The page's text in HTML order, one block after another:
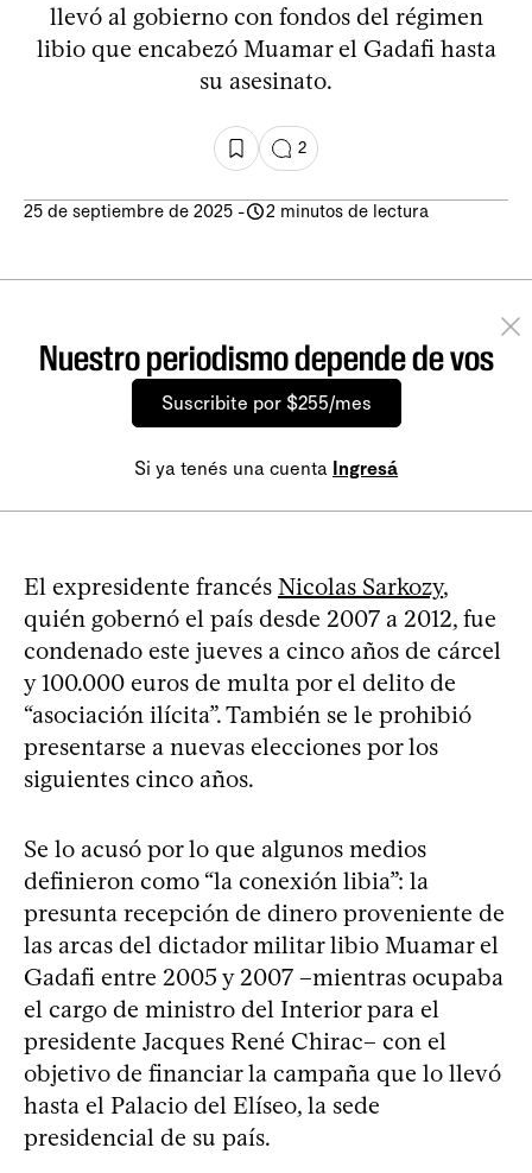
llevó al gobierno con fondos del régimen
libio que encabezó Muamar el Gadafi hasta
su asesinato.
2
25 de septiembre de 2025 - 2 minutos de lectura
Nuestro periodismo depende de vos
Suscribite por $255/mes
Si ya tenés una cuenta Ingresá
El expresidente francés Nicolas Sarkozy,
quién gobernó el país desde 2007 a 2012, fue
condenado este jueves a cinco años de cárcel
y 100.000 euros de multa por el delito de
“asociación ilícita”. También se le prohibió
presentarse a nuevas elecciones por los
siguientes cinco años.
Se lo acusó por lo que algunos medios
definieron como “la conexión libia”: la
presunta recepción de dinero proveniente de
las arcas del dictador militar libio Muamar el
Gadafi entre 2005 y 2007 –mientras ocupaba
el cargo de ministro del Interior para el
presidente Jacques René Chirac– con el
objetivo de financiar la campaña que lo llevó
hasta el Palacio del Elíseo, la sede
presidencial de su país.